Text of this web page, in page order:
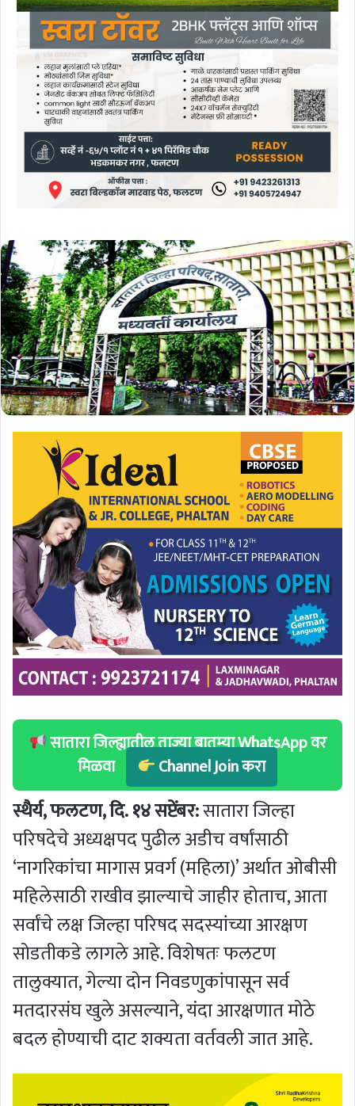
सातारा जिल्ह्यातील ताज्या बातम्या WhatsApp वर
मिळवा
Channel Join करा
स्थैर्य, फलटण, दि. १४ सप्टेंबर:सातारा जिल्हा
परिषदेचे अध्यक्षपद पुढील अडीच वर्षांसाठी
‘नागरिकांचा मागास प्रवर्ग (महिला)’ अर्थात ओबीसी
महिलेसाठी राखीव झाल्याचे जाहीर होताच, आता
सर्वांचे लक्ष जिल्हा परिषद सदस्यांच्या आरक्षण
सोडतीकडे लागले आहे. विशेषतः फलटण
तालुक्यात, गेल्या दोन निवडणुकांपासून सर्व
मतदारसंघ खुले असल्याने, यंदा आरक्षणात मोठे
बदल होण्याची दाट शक्यता वर्तवली जात आहे.